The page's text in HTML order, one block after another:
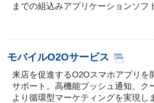
までの組込みアプリケーションソフ
モバイルO2Oサービス
来店を促進するO2Oスマホアプリを
サポート。高機能プッシュ通知、ク
より循環型マーケティングを実現し